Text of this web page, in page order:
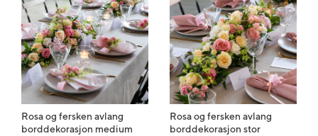
Rosa og fersken avlang
borddekorasjon medium
Rosa og fersken avlang
borddekorasjon stor